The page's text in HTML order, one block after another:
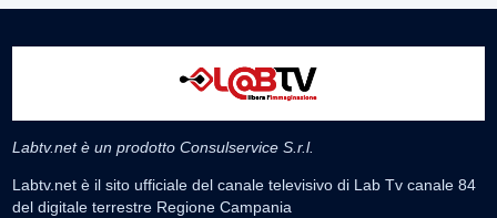
Labtv.net è un prodotto Consulservice S.r.l.
Labtv.net è il sito ufficiale del canale televisivo di Lab Tv canale 84
del digitale terrestre Regione Campania